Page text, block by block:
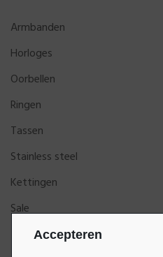
Accepteren
Armbanden
Horloges
Oorbellen
Ringen
Tassen
Stainless steel
Kettingen
Sale